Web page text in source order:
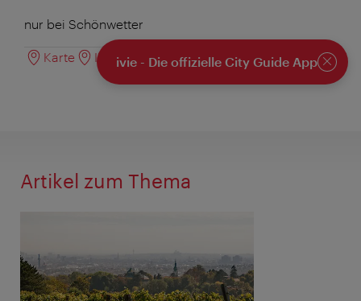
nur bei Schönwetter
Karte Interessantes in der Umgebung
ivie - Die offizielle City Guide App
Artikel zum Thema